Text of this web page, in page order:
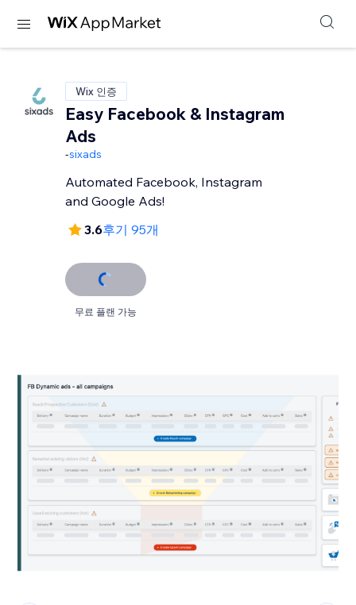
Wix 인증
Easy Facebook & Instagram
Ads
-sixads
Automated Facebook, Instagram
and Google Ads!
3.6후기 95개
무료 플랜 가능